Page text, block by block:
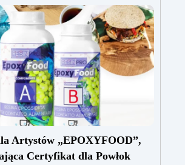
Artystów „EPOXYFOOD”,
Certyfikat dla Powłok